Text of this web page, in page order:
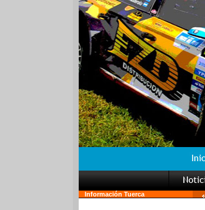
Información Tuerca